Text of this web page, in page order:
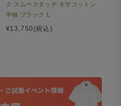
ク スムースタッチ ギザコットン
半袖 ブラック L
¥13,750(税込)